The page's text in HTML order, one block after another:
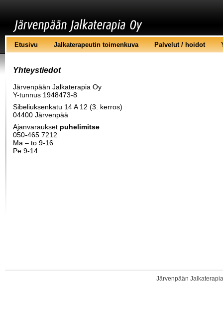
Etusivu Jalkaterapeutin toimenkuva Palvelut / hoidot
Yhteystiedot
Järvenpään Jalkaterapia Oy
Y-tunnus 1948473-8
Sibeliuksenkatu 14 A 12 (3. kerros)
04400 Järvenpää
Ajanvaraukset puhelimitse
050-465 7212
Ma – to 9-16
Pe 9-14
Järvenpään